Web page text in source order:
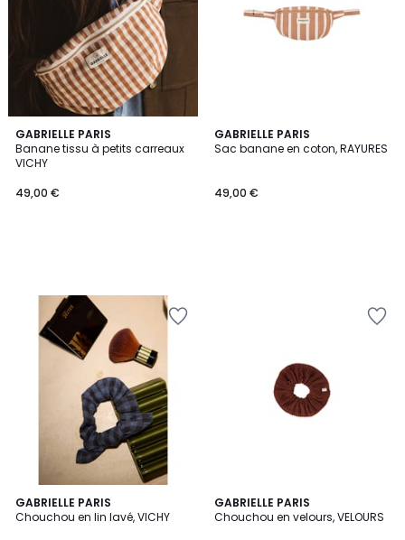
GABRIELLE PARIS
Banane tissu à petits carreaux
VICHY
49,00 €
GABRIELLE PARIS
Sac banane en coton, RAYURES
49,00 €
GABRIELLE PARIS
Chouchou en lin lavé, VICHY
3
Couleurs
GABRIELLE PARIS
Chouchou en velours, VELOURS
2
Couleurs